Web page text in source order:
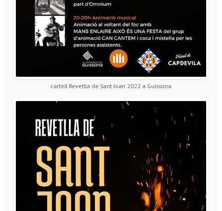
cartell Revetlla de Sant Joan 2022 a Guissona